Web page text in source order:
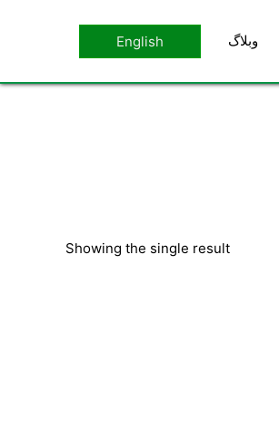
وبلاگ English
Showing the single result